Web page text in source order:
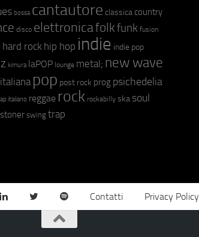
bossa cantautore classica country
disco elettronicafolkfunk fusion
hard rock hip hop indie indie pop
kimura laPOP lounge metal; new wave
pop post rock prog psichedelia
italiano reggae rock rockabilly ska soul
stoner swing trap
Contatti Privacy Policy